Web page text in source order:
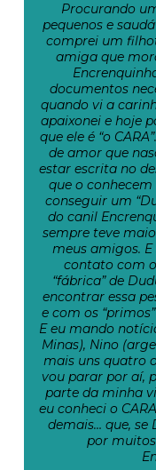
Procurando
pequenos e
comprei um
amiga que
documentos
quando vi a
apaixonei e hoje
que ele é “o
de amor que
estar escrita no
que o
conseguir um
do canil
sempre teve
meus amigos.
contato com o
“fábrica” de
encontrar essa
e com os
E eu mando
Minas), Nino
mais uns quatro
vou parar por aí,
parte da minha
eu conheci o
demais… que, se
por